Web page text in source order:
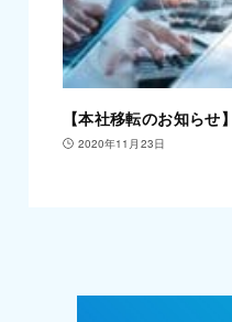
【本社移転のお知らせ
2020年11月23日